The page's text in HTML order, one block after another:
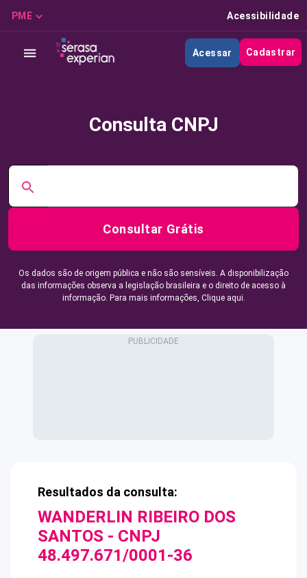
PME Acessibilidade
Acessar Cadastrar
Consulta CNPJ
Consultar Grátis
Os dados são de origem pública e não são sensíveis. A disponibilização
das informações observa a legislação brasileira e o direito de acesso à
informação. Para mais informações, Clique aqui.
Resultados da consulta:
WANDERLIN RIBEIRO DOS
SANTOS - CNPJ
48.497.671/0001-36